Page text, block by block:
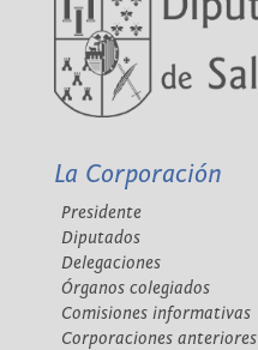
La Corporación
Presidente
Diputados
Delegaciones
Órganos colegiados
Comisiones informativas
Corporaciones anteriores